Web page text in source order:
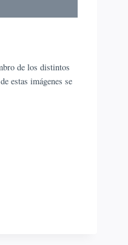
de los distintos
estas imágenes se